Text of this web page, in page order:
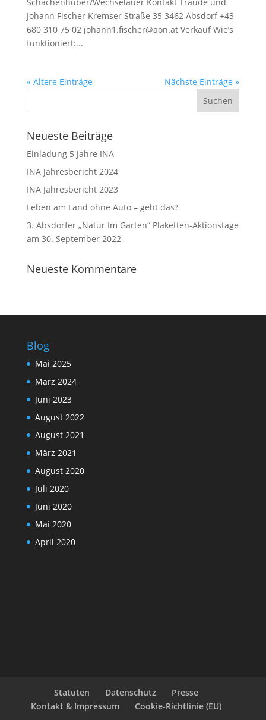
Johann Fischer Kremser Straße 35 3462 Absdorf +43
680 310 75 02 johann1.fischer@aon.at Verkauf Wie’s
funktioniert:...
« Ältere Einträge Nächste Einträge »
Neueste Beiträge
Einladung 5 Jahre INA
INA Jahresbericht 2024
INA Jahresbericht 2023
Leben am Land ohne Auto – geht das?
3. Absdorfer „Natur Im Garten“ Plaketten-Aktionstage
am 30. September 2022
Neueste Kommentare
Blog
Mai 2025
März 2024
Juni 2023
August 2022
August 2021
März 2021
August 2020
Juli 2020
Juni 2020
Mai 2020
April 2020
Statuten Datenschutz
Presse
Kontakt & Impressum
Cookie-Richtlinie (EU)